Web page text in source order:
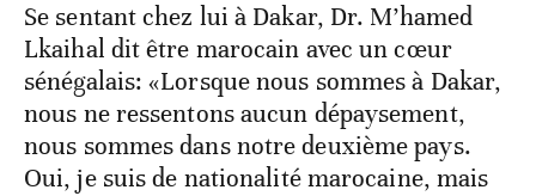
Se sentant chez lui à Dakar, Dr. M’hamed
Lkaihal dit être marocain avec un cœur
sénégalais: «Lorsque nous sommes à Dakar,
nous ne ressentons aucun dépaysement,
nous sommes dans notre deuxième pays.
Oui, je suis de nationalité marocaine, mais